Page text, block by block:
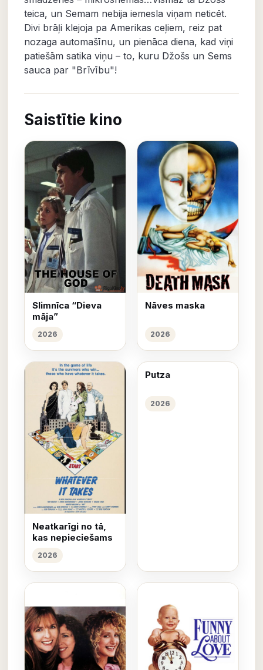
teica, un Semam nebija iemesla viņam neticēt.
Divi brāļi klejoja pa Amerikas ceļiem, reiz pat
nozaga automašīnu, un pienāca diena, kad viņi
patiešām satika viņu – to, kuru Džošs un Sems
sauca par "Brīvību"!
Saistītie kino
Slimnīca “Dieva
māja”
2026
Nāves maska
2026
Neatkarīgi no tā,
kas nepieciešams
2026
Putza
2026